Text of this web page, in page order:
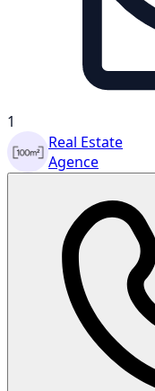
1
Real Estate
Agence